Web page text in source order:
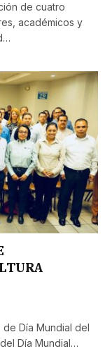
de cuatro
académicos y
de Día Mundial del
Día Mundial…